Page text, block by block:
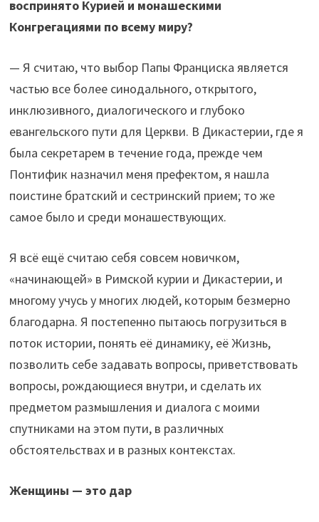
воспринято Курией и монашескими
Конгрегациями по всему миру?
— Я считаю, что выбор Папы Франциска является
частью все более синодального, открытого,
инклюзивного, диалогического и глубоко
евангельского пути для Церкви. В Дикастерии, где я
была секретарем в течение года, прежде чем
Понтифик назначил меня префектом, я нашла
поистине братский и сестринский прием; то же
самое было и среди монашествующих.
Я всё ещё считаю себя совсем новичком,
«начинающей» в Римской курии и Дикастерии, и
многому учусь у многих людей, которым безмерно
благодарна. Я постепенно пытаюсь погрузиться в
поток истории, понять её динамику, её Жизнь,
позволить себе задавать вопросы, приветствовать
вопросы, рождающиеся внутри, и сделать их
предметом размышления и диалога с моими
спутниками на этом пути, в различных
обстоятельствах и в разных контекстах.
Женщины — это дар